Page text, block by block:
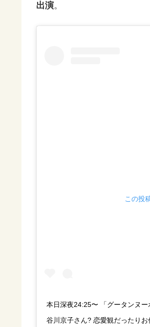
出演。
この投
本日深夜24:25〜 「グータンヌ
谷川京子さん? 恋愛観だったり